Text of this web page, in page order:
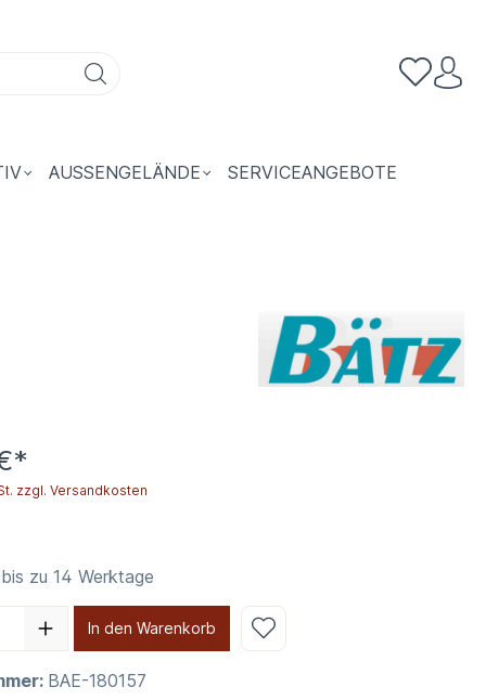
AUSSENGELÄNDE SERVICEANGEBOTE
zzgl. Versandkosten
zu 14 Werktage
In den Warenkorb
BAE-180157